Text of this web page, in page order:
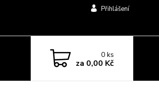
Přihlášení
0ks
za 0,00 Kč